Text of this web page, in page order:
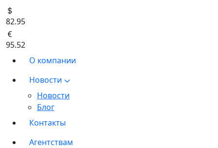
82.95
95.52
О компании
Новости
Новости
Блог
Контакты
Агентствам